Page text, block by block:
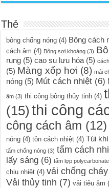
Thẻ
bông chống nóng (4) Bông cách
cách âm (4) Bông sợi khoáng (3)
rung (5) cao su lưu hóa (5)
(5) Màng xốp hơi (8) mái
nóng (5) Mút cách nhiệt (6)
âm (3) thi công bông thủy tinh (4)
(15) thi công
công cách âm (12)
nóng (4) tôn cách nhiệt (4) Túi
tấm chống nóng (3) tấm cách
lấy sáng (6) tấm lợp polycarbonate
chịu nhiệt (4) vải chống cháy
Vải thủy tinh (7) vải tiêu âm